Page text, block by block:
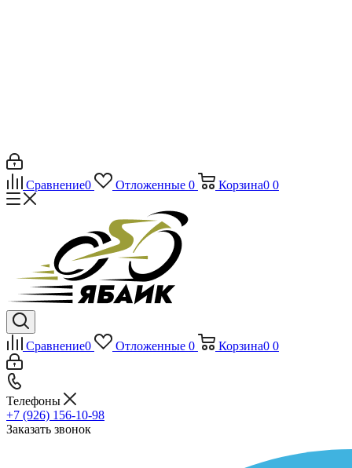
Сравнение0 Отложенные 0 Корзина0 0
Сравнение0 Отложенные 0 Корзина0 0
Телефоны
+7 (926) 156-10-98
Заказать звонок